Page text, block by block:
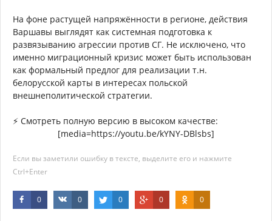
На фоне растущей напряжённости в регионе, действия
Варшавы выглядят как системная подготовка к
развязыванию агрессии против СГ. Не исключено, что
именно миграционный кризис может быть использован
как формальный предлог для реализации т.н.
белорусской карты в интересах польской
внешнеполитической стратегии.
⚡️ Смотреть полную версию в высоком качестве:
[media=https://youtu.be/kYNY-DBlsbs]
Если вы заметили ошибку в тексте, выделите его и нажмите
Ctrl+Enter
0 0 0 0 0